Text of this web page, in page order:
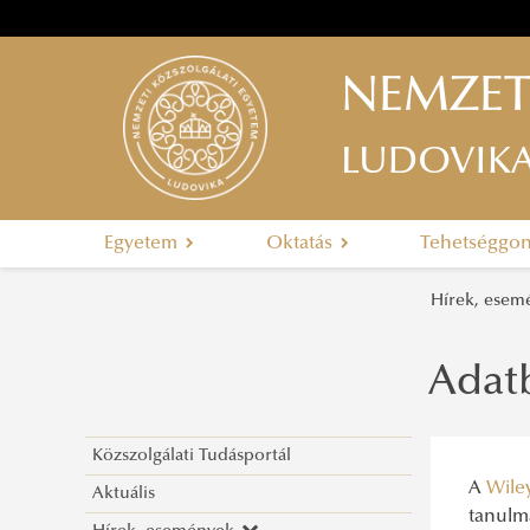
Egyetem Oktatás
Hírek,
Közszolgálati Tudásportál
Aktuális A